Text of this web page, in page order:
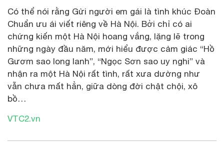
Có thể nói rằng Gửi người em gái là tình khúc Đoàn
Chuẩn ưu ái viết riêng về Hà Nội. Bởi chỉ có ai
chứng kiến một Hà Nội hoang vắng, lặng lẽ trong
những ngày đầu năm, mới hiểu được cảm giác “Hồ
Gươm sao long lanh”, “Ngọc Sơn sao uy nghi” và
nhận ra một Hà Nội rất tình, rất xưa dường như
vẫn chưa mất hẳn, giữa dòng đời chật chội, xô
bồ…
VTC2.vn